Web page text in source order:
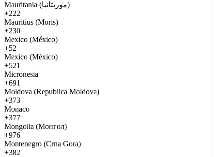
Mauritania (موريتانيا)
+222
Mauritius (Moris)
+230
Mexico (México)
+52
Mexico (México)
+521
Micronesia
+691
Moldova (Republica Moldova)
+373
Monaco
+377
Mongolia (Монгол)
+976
Montenegro (Crna Gora)
+382